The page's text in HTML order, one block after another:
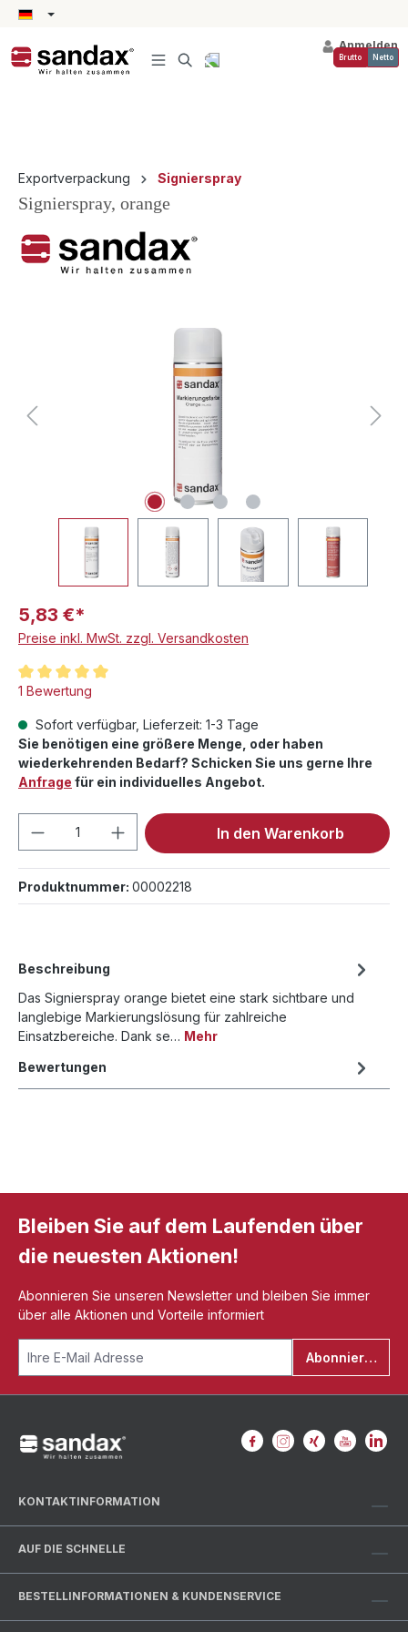
springen
Anmelden
Brutto Netto
Exportverpackung Signierspray
Signierspray, orange
5,83 €*
Preise inkl. MwSt. zzgl. Versandkosten
Durchschnittliche Bewertung von 5 von 5 Sternen
1 Bewertung
Sofort verfügbar, Lieferzeit: 1-3 Tage
Sie benötigen eine größere Menge, oder haben
wiederkehrenden Bedarf? Schicken Sie uns gerne Ihre
Anfrage für ein individuelles Angebot.
Produkt Anzahl: Gib denIn den Warenkorb
Produktnummer: 00002218
Beschreibung
Das Signierspray orange bietet eine stark sichtbare und
langlebige Markierungslösung für zahlreiche
Einsatzbereiche. Dank se… Mehr
Bewertungen
Bleiben Sie auf dem Laufenden über
die neuesten Aktionen!
Abonnieren Sie unseren Newsletter und bleiben Sie immer
über alle Aktionen und Vorteile informiert
Abonnieren
KONTAKTINFORMATION
AUF DIE SCHNELLE
BESTELLINFORMATIONEN & KUNDENSERVICE